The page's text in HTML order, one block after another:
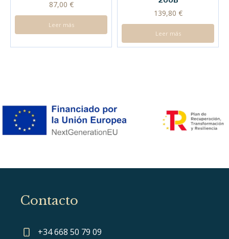
87,00 €
Leer más
139,80 €
Leer más
Contacto
+34 668 50 79 09